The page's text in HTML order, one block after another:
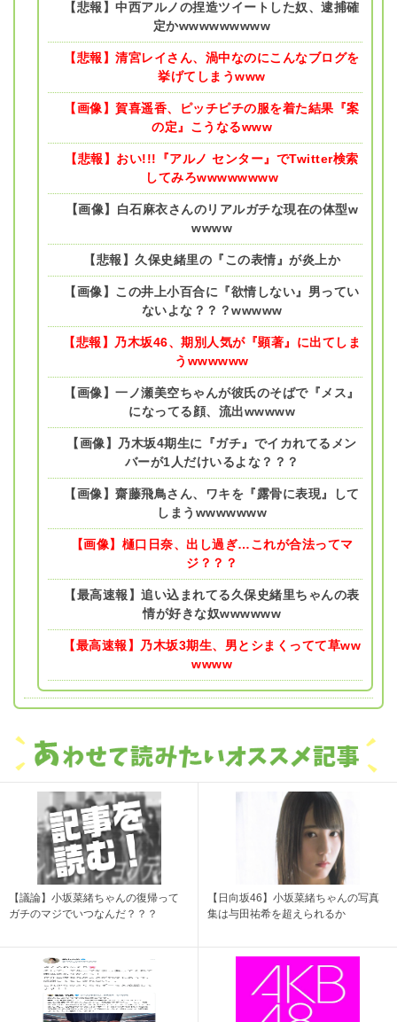
【悲報】中西アルノの捏造ツイートした奴、逮捕確
定かwwwwwwwww
【悲報】清宮レイさん、渦中なのにこんなブログを
挙げてしまうwww
【画像】賀喜遥香、ピッチピチの服を着た結果『案
の定』こうなるwww
【悲報】おい!!!『アルノ センター』でTwitter検索
してみろwwwwwwww
【画像】白石麻衣さんのリアルガチな現在の体型w
wwww
【悲報】久保史緒里の『この表情』が炎上か
【画像】この井上小百合に『欲情しない』男ってい
ないよな？？？wwwww
【悲報】乃木坂46、期別人気が『顕著』に出てしま
うwwwwww
【画像】一ノ瀬美空ちゃんが彼氏のそばで『メス』
になってる顔、流出wwwww
【画像】乃木坂4期生に『ガチ』でイカれてるメン
バーが1人だけいるよな？？？
【画像】齋藤飛鳥さん、ワキを『露骨に表現』して
しまうwwwwwww
【画像】樋口日奈、出し過ぎ…これが合法ってマ
ジ？？？
【最高速報】追い込まれてる久保史緒里ちゃんの表
情が好きな奴wwwwww
【最高速報】乃木坂3期生、男とシまくってて草ww
wwww
【議論】小坂菜緒ちゃんの復帰って
ガチのマジでいつなんだ？？？
【日向坂46】小坂菜緒ちゃんの写真
集は与田祐希を超えられるか